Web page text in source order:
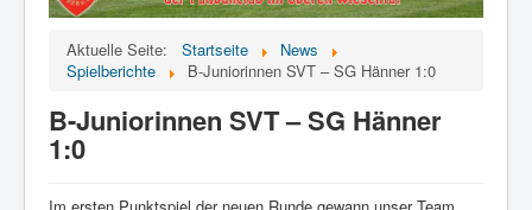
Aktive
Jugend
Förderverein
Aktuelle Seite: Startseite
News
Spielberichte
B-Juniorinnen SVT – SG Hänner 1:0
B-Juniorinnen SVT – SG Hänner
1:0